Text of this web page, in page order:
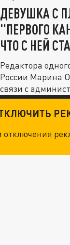
ДЕВУШКА С
"ПЕРВОГО
ЧТО С НЕЙ
Редактора
России Марина
связи с
отключения